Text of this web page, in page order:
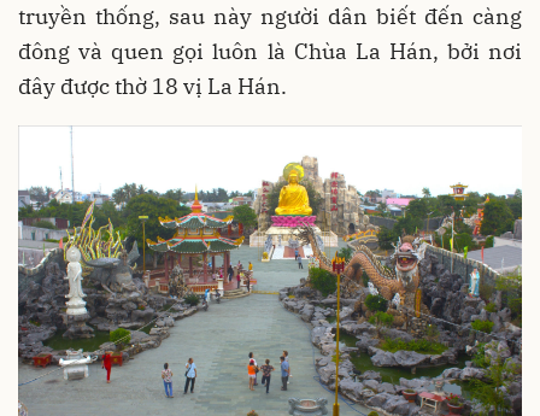
truyền thống, sau này người dân biết đến càng
đông và quen gọi luôn là Chùa La Hán, bởi nơi
đây được thờ 18 vị La Hán.